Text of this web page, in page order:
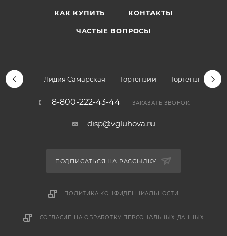
КАК КУПИТЬ КОНТАКТЫ
ЧАСТЫЕ ВОПРОСЫ
Лидия Самарская Гортензии Гортензии
8-800-222-43-44 ЗАКАЗАТЬ ЗВОНОК
disp@vgluhova.ru
ПОДПИСАТЬСЯ НА РАССЫЛКУ
ПОЛИТИКА КОНФИДЕНЦИАЛЬНОСТИ
СОГЛАСИЕ НА ОБРАБОТКУ ПЕРСОНАЛЬНЫХ ДАННЫХ